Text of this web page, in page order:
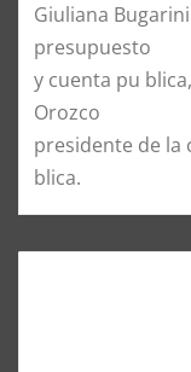
Giuliana
presupuesto
y cuenta pu
Orozco
presidente de la
blica.